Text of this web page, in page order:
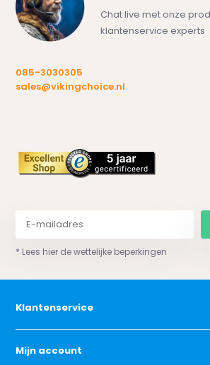
Chat live met onze
klantenservice experts
085-3030305
sales@vikingchoice.nl
* Lees hier de wettelijke beperkingen
Klantenservice
Mijn account